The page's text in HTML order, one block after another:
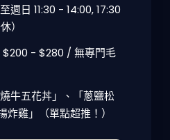
週日 11:30 - 14:00, 17:30
）
$200 - $280 / 無專門毛
燒牛五花丼」、「蔥鹽松
炸雞」（單點超推！）